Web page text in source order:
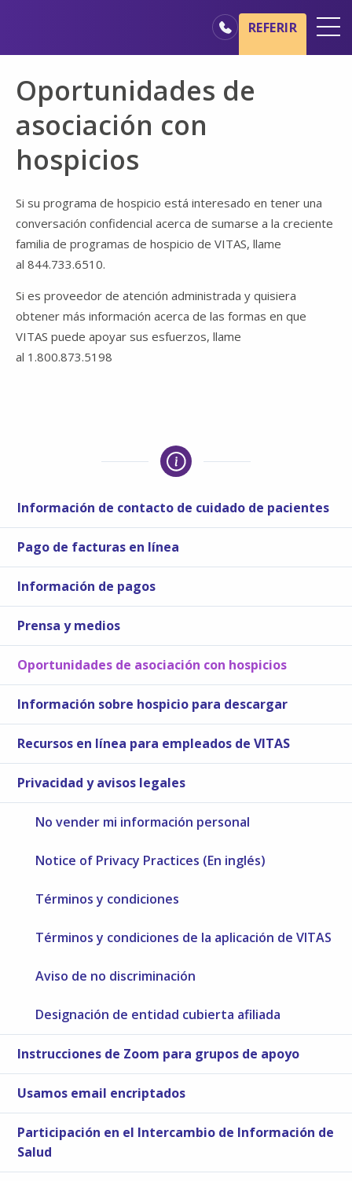
Básicos del cuidado de hospicio
Nuestros servicios
Profesionales médicos
REFERIR
Oportunidades de
asociación con
hospicios
Si su programa de hospicio está interesado en tener una
conversación confidencial acerca de sumarse a la creciente
familia de programas de hospicio de VITAS, llame
al 844.733.6510.
Si es proveedor de atención administrada y quisiera
obtener más información acerca de las formas en que
VITAS puede apoyar sus esfuerzos, llame
al 1.800.873.5198
Información de contacto de cuidado de pacientes
Pago de facturas en línea
Información de pagos
Prensa y medios
Oportunidades de asociación con hospicios
Información sobre hospicio para descargar
Recursos en línea para empleados de VITAS
Privacidad y avisos legales
No vender mi información personal
Notice of Privacy Practices (En inglés)
Términos y condiciones
Términos y condiciones de la aplicación de VITAS
Aviso de no discriminación
Designación de entidad cubierta afiliada
Instrucciones de Zoom para grupos de apoyo
Usamos email encriptados
Participación en el Intercambio de Información de
Salud